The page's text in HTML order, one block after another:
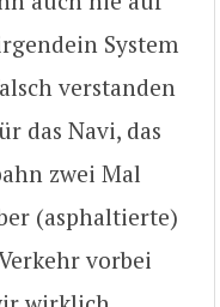
System
verstanden
das Navi, das
zwei Mal
(asphaltierte)
vorbei